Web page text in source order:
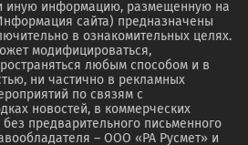
иную информацию, размещенную на
сайта) предназначены
в ознакомительных целях.
модифицироваться,
любым способом и в
ни частично в рекламных
по связям с
новостей, в коммерческих
предварительного письменного
– ООО «РА Русмет» и